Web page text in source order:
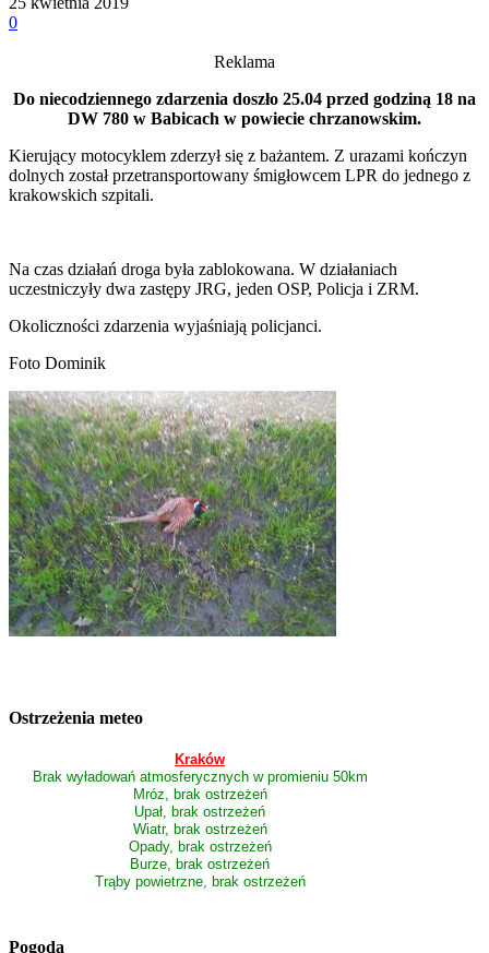
0
Reklama
Do niecodziennego zdarzenia doszło 25.04 przed godziną 18 na
DW 780 w Babicach w powiecie chrzanowskim.
Kierujący motocyklem zderzył się z bażantem. Z urazami kończyn
dolnych został przetransportowany śmigłowcem LPR do jednego z
krakowskich szpitali.
Na czas działań droga była zablokowana. W działaniach
uczestniczyły dwa zastępy JRG, jeden OSP, Policja i ZRM.
Okoliczności zdarzenia wyjaśniają policjanci.
Foto Dominik
Ostrzeżenia meteo
Kraków
Brak wyładowań atmosferycznych w promieniu 50km
Mróz, brak ostrzeżeń
Upał, brak ostrzeżeń
Wiatr, brak ostrzeżeń
Opady, brak ostrzeżeń
Burze, brak ostrzeżeń
Trąby powietrzne, brak ostrzeżeń
Pogoda